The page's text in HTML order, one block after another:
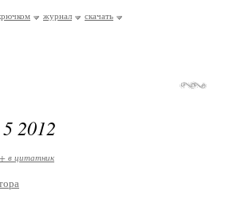
журнал скачать
2012
+ в цитатник